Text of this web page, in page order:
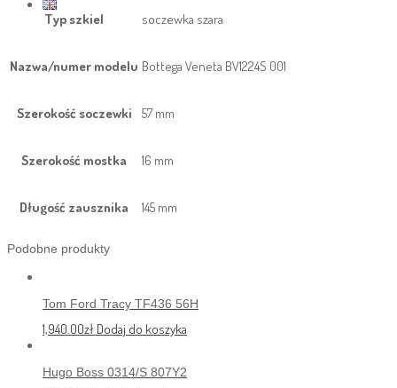
Typ szkiel soczewka szara
Nazwa/numer modelu Bottega Veneta BV1224S 001
Szerokość soczewki 57 mm
Szerokość mostka 16 mm
Długość zausznika 145 mm
Podobne produkty
Tom Ford Tracy TF436 56H
1,940.00zł Dodaj do koszyka
Hugo Boss 0314/S 807Y2